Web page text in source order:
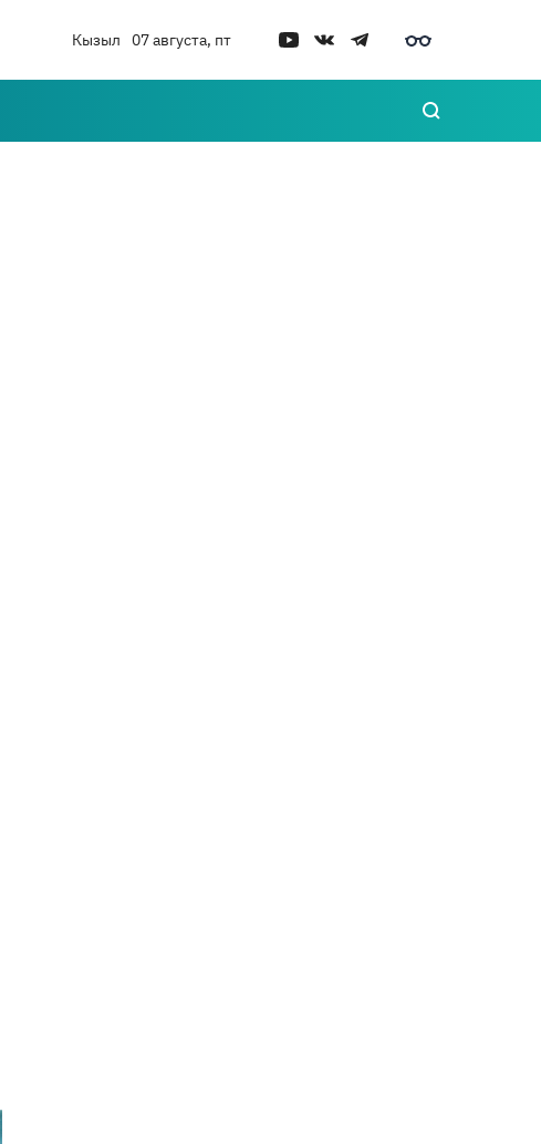
Кызыл 07 августа, пт